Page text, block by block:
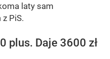
laty sam
PiS.
plus. Daje 3600 zł